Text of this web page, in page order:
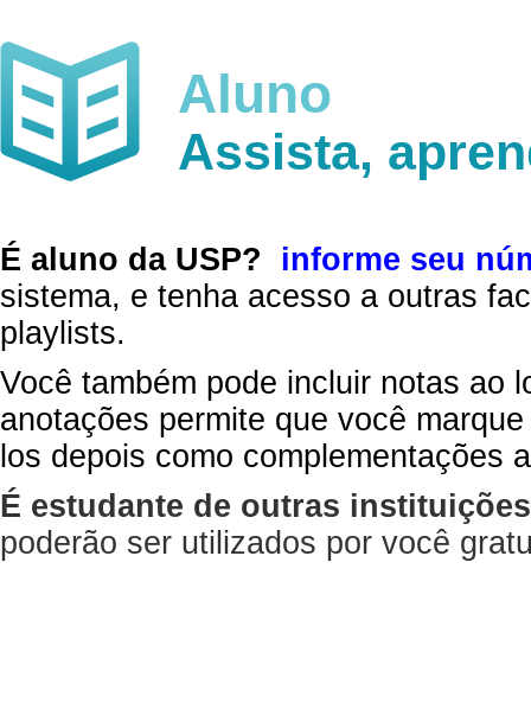
Aluno
Assista,
É aluno da USP?
informe seu
sistema, e tenha acesso a outras
playlists.
Você também pode incluir notas ao
anotações permite que você
los depois como complementações
É estudante de outras
poderão ser utilizados por você